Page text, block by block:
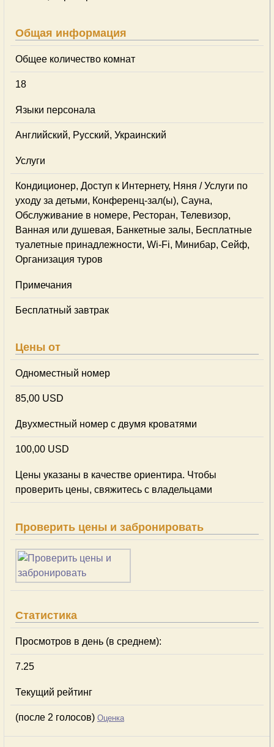
Общая информация
Общее количество комнат
18
Языки персонала
Английский, Русский, Украинский
Услуги
Кондиционер, Доступ к Интернету, Няня / Услуги по
уходу за детьми, Конференц-зал(ы), Сауна,
Обслуживание в номере, Ресторан, Телевизор,
Ванная или душевая, Банкетные залы, Бесплатные
туалетные принадлежности, Wi-Fi, Минибар, Сейф,
Организация туров
Примечания
Бесплатный завтрак
Цены от
Одноместный номер
85,00 USD
Двухместный номер с двумя кроватями
100,00 USD
Цены указаны в качестве ориентира. Чтобы
проверить цены, свяжитесь с владельцами
Проверить цены и забронировать
Статистика
Просмотров в день (в среднем):
7.25
Текущий рейтинг
(после 2 голосов) Оценка